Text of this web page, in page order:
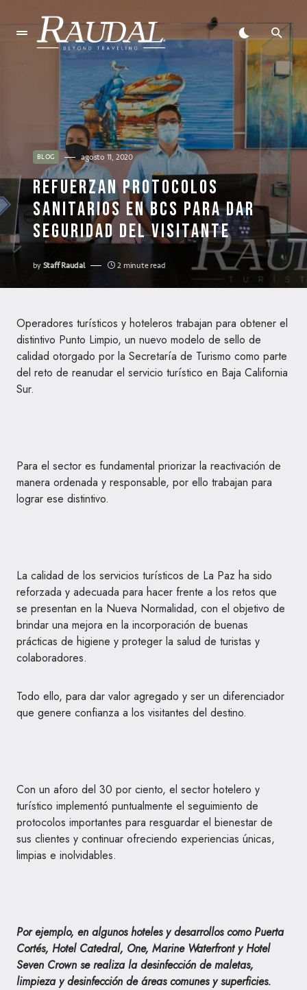
BLOG agosto 11, 2020
REFUERZAN PROTOCOLOS
SANITARIOS EN BCS PARA DAR
SEGURIDAD DEL VISITANTE
byStaff Raudal 2 minute read
Operadores turísticos y hoteleros trabajan para obtener el
distintivo Punto Limpio, un nuevo modelo de sello de
calidad otorgado por la Secretaría de Turismo como parte
del reto de reanudar el servicio turístico en Baja California
Sur.
Para el sector es fundamental priorizar la reactivación de
manera ordenada y responsable, por ello trabajan para
lograr ese distintivo.
La calidad de los servicios turísticos de La Paz ha sido
reforzada y adecuada para hacer frente a los retos que
se presentan en la Nueva Normalidad, con el objetivo de
brindar una mejora en la incorporación de buenas
prácticas de higiene y proteger la salud de turistas y
colaboradores.
Todo ello, para dar valor agregado y ser un diferenciador
que genere confianza a los visitantes del destino.
Con un aforo del 30 por ciento, el sector hotelero y
turístico implementó puntualmente el seguimiento de
protocolos importantes para resguardar el bienestar de
sus clientes y continuar ofreciendo experiencias únicas,
limpias e inolvidables.
Por ejemplo, en algunos hoteles y desarrollos como Puerta
Cortés, Hotel Catedral, One, Marine Waterfront y Hotel
Seven Crown se realiza la desinfección de maletas,
limpieza y desinfección de áreas comunes y superficies.